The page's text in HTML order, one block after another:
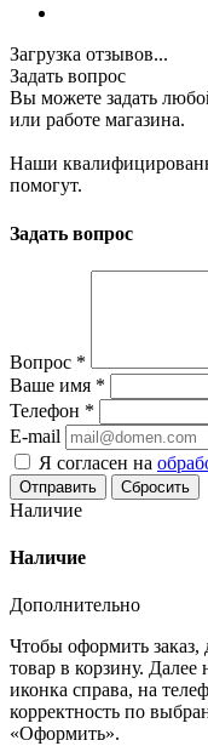
Загрузка отзывов...
Задать вопрос
Вы можете задать
или работе магазина.
Наши
помогут.
Задать вопрос
Вопрос *
Ваше имя *
Телефон *
E-mail
Я согласен на
Сбросить
Наличие
Наличие
Дополнительно
Чтобы оформить заказ,
товар в корзину.
иконка справа, на
корректность по
«Оформить».